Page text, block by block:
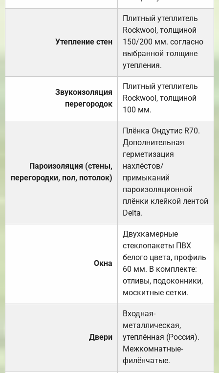
Утепление стен
Плитный утеплитель
Rockwool, толщиной
150/200 мм. согласно
выбранной толщине
утепления.
Звукоизоляция
перегородок
Плитный утеплитель
Rockwool, толщиной
100 мм.
Пароизоляция (стены,
перегородки, пол, потолок)
Плёнка Ондутис R70.
Дополнительная
герметизация
нахлёстов/
примыканий
пароизоляционной
плёнки клейкой лентой
Delta.
Окна
Двухкамерные
стеклопакеты ПВХ
белого цвета, профиль
60 мм. В комплекте:
отливы, подоконники,
москитные сетки.
Двери
Входная-
металлическая,
утеплённая (Россия).
Межкомнатные-
филёнчатые.